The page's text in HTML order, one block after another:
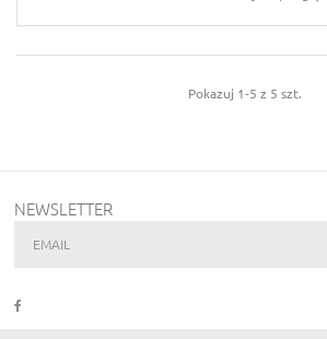
Pokazuj 1-5 z 5 szt.
NEWSLETTER